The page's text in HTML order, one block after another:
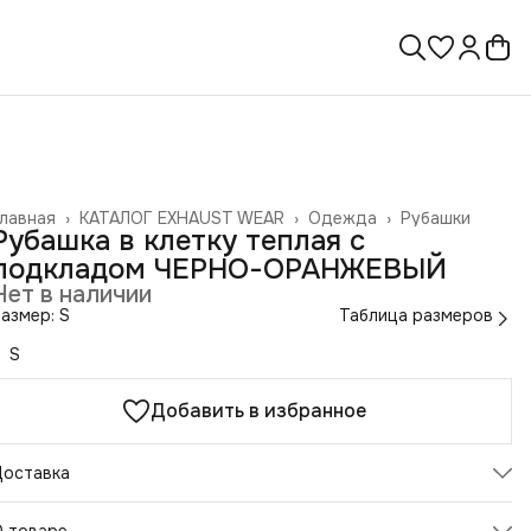
Рубашки
Одежда ›
КАТАЛОГ EXHAUST WEAR ›
›
в клетку теплая с
ЧЕРНО-ОРАНЖЕВЫЙ
в наличии
S
Таблица размеров
S
Добавить в избранное